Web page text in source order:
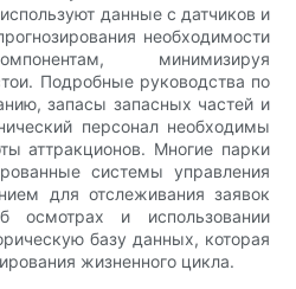
данные с датчиков и
необходимости
минимизируя
Подробные руководства по
запасы запасных частей и
персонал необходимы
аттракционов. Многие парки
системы управления
для отслеживания заявок
осмотрах и использовании
базу данных, которая
жизненного цикла.